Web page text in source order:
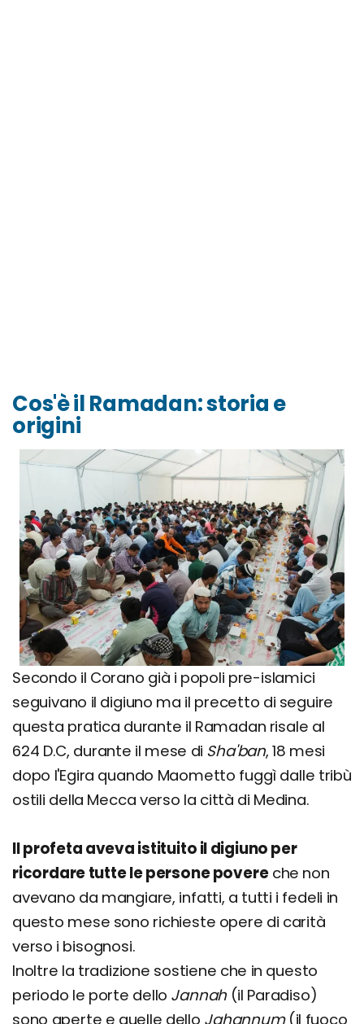
Cos'è il Ramadan: storia e
origini
Secondo il Corano già i popoli pre-islamici
seguivano il digiuno ma il precetto di seguire
questa pratica durante il Ramadan risale al
624 D.C, durante il mese di Sha'ban, 18 mesi
dopo l'Egira quando Maometto fuggì dalle tribù
ostili della Mecca verso la città di Medina.
Il profeta aveva istituito il digiuno per
ricordare tutte le persone povereche non
avevano da mangiare, infatti, a tutti i fedeli in
questo mese sono richieste opere di carità
verso i bisognosi.
Inoltre la tradizione sostiene che in questo
periodo le porte dello Jannah (il Paradiso)
sono aperte e quelle dello Jahannum(il fuoco